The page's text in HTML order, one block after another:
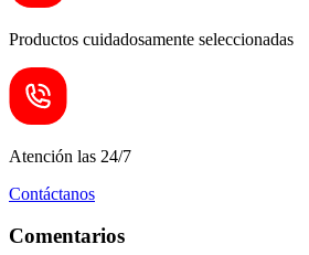
Productos cuidadosamente seleccionadas
Atención las 24/7
Contáctanos
Comentarios